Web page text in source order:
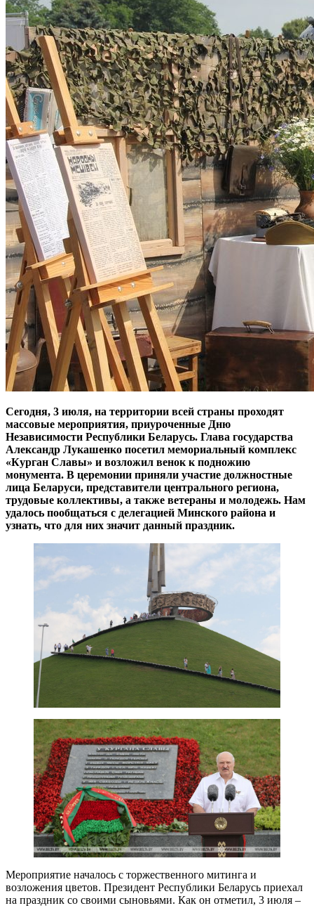
Сегодня, 3 июля, на территории всей страны проходят
массовые мероприятия, приуроченные Дню
Независимости Республики Беларусь. Глава государства
Александр Лукашенко посетил мемориальный комплекс
«Курган Славы» и возложил венок к подножию
монумента. В церемонии приняли участие должностные
лица Беларуси, представители центрального региона,
трудовые коллективы, а также ветераны и молодежь. Нам
удалось пообщаться с делегацией Минского района и
узнать, что для них значит данный праздник.
Мероприятие началось с торжественного митинга и
возложения цветов. Президент Республики Беларусь приехал
на праздник со своими сыновьями. Как он отметил, 3 июля –